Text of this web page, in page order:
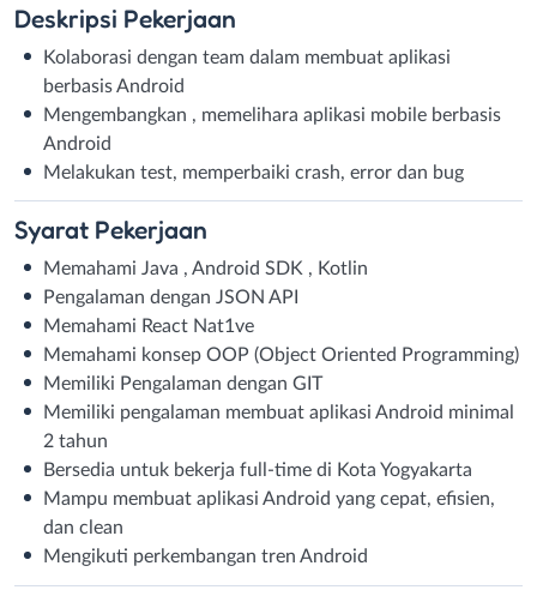
Deskripsi Pekerjaan
Kolaborasi dengan team dalam membuat aplikasi
berbasis Android
Mengembangkan , memelihara aplikasi mobile berbasis
Android
Melakukan test, memperbaiki crash, error dan bug
Syarat Pekerjaan
Memahami Java , Android SDK , Kotlin
Pengalaman dengan JSON API
Memahami React Nat1ve
Memahami konsep OOP (Object Oriented Programming)
Memiliki Pengalaman dengan GIT
Memiliki pengalaman membuat aplikasi Android minimal
2 tahun
Bersedia untuk bekerja full-time di Kota Yogyakarta
Mampu membuat aplikasi Android yang cepat, efisien,
dan clean
Mengikuti perkembangan tren Android